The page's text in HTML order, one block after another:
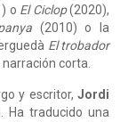
o El Ciclop(2020),
(2010) o la
El trobador
corta.
y escritor, Jordi
Ha traducido una